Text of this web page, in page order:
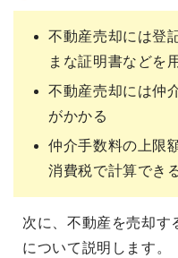
不動産売却には登
まな証明書などを
不動産売却には仲
がかかる
仲介手数料の上限
消費税で計算でき
次に、不動産を売却す
について説明します。